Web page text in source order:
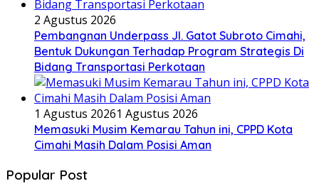
2 Agustus 2026
Pembangnan Underpass Jl. Gatot Subroto Cimahi,
Bentuk Dukungan Terhadap Program Strategis Di
Bidang Transportasi Perkotaan
1 Agustus 20261 Agustus 2026
Memasuki Musim Kemarau Tahun ini, CPPD Kota
Cimahi Masih Dalam Posisi Aman
Popular Post